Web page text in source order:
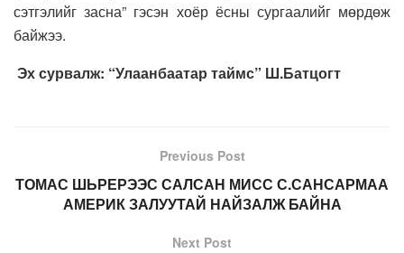
сэтгэлийг засна” гэсэн хоёр ёсны сургаалийг мөрдөж
байжээ.
Эх сурвалж: “Улаанбаатар таймс” Ш.Батцогт
Previous Post
ТОМАС ШЬРЕРЭЭС САЛСАН МИСС С.САНСАРМАА
АМЕРИК ЗАЛУУТАЙ НАЙЗАЛЖ БАЙНА
Next Post